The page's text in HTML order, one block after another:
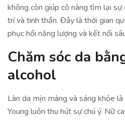
không còn giúp cô nàng tìm lại
trí và tinh thần. Đây là thời gian
phục hồi năng lượng và kết nối
Chăm sóc da
alcohol
Làn da mịn màng và sáng khỏe
Young luôn thu hút sự chú ý. Nữ